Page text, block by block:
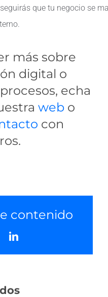
que tu negocio se
.
más sobre
digital o
echa
webo
con
contenido
LinkedIn